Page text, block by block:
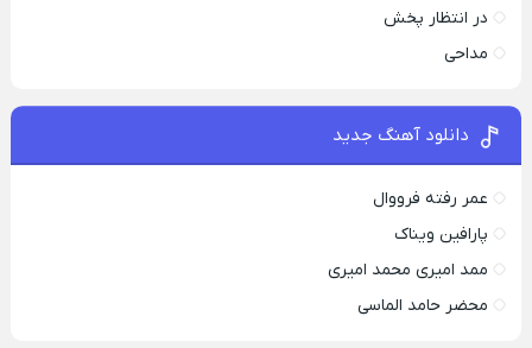
در انتظار پخش
مداحی
دانلود آهنگ جدید
عمر رفته فرووال
پارافين ویناک
ممد امیری محمد امیری
محضر حامد الماسی